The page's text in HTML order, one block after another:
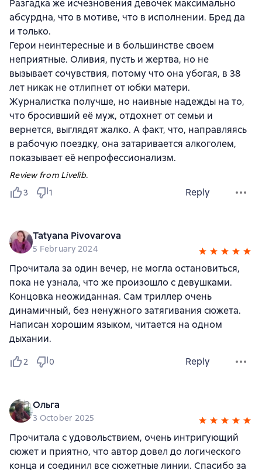
Разгадка же исчезновения девочек максимально
абсурдна, что в мотиве, что в исполнении. Бред да
и только.
Герои неинтересные и в большинстве своем
неприятные. Оливия, пусть и жертва, но не
вызывает сочувствия, потому что она убогая, в 38
лет никак не отлипнет от юбки матери.
Журналистка получше, но наивные надежды на то,
что бросивший её муж, отдохнет от семьи и
вернется, выглядят жалко. А факт, что, направляясь
в рабочую поездку, она затаривается алкоголем,
показывает её непрофессионализм.
Review from Livelib.
3
1 Reply
Tatyana Pivovarova
5 February 2024
Прочитала за один вечер, не могла остановиться,
пока не узнала, что же произошло с девушками.
Концовка неожиданная. Сам триллер очень
динамичный, без ненужного затягивания сюжета.
Написан хорошим языком, читается на одном
дыхании.
2 0 Reply
Ольга
3 October 2025
Прочитала с удовольствием, очень интригующий
сюжет и приятно, что автор довел до логического
конца и соединил все сюжетные линии. Спасибо за